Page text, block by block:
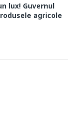
lux! Guvernul
agricole